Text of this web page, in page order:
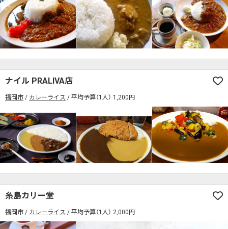
ナイル PRALIVA店
福岡市 カレーライス 平均予算（1人） 1,200円
糸島カリー堂
福岡市 カレーライス 平均予算（1人） 2,000円